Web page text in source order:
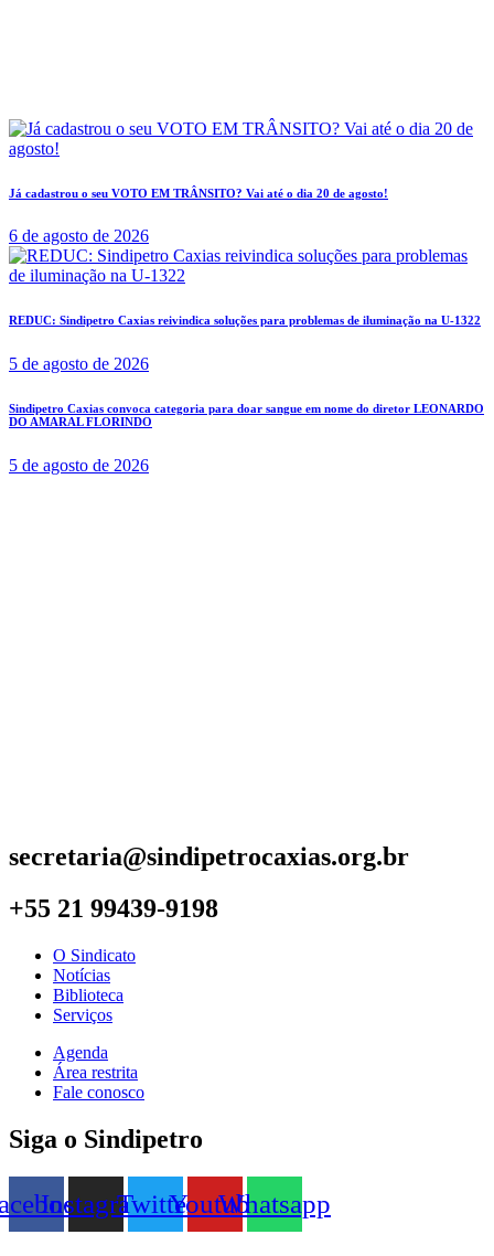
Já cadastrou o seu VOTO EM TRÂNSITO? Vai até o dia 20 de agosto!
6 de agosto de 2026
REDUC: Sindipetro Caxias reivindica soluções para problemas de iluminação na U-1322
5 de agosto de 2026
Sindipetro Caxias convoca categoria para doar sangue em nome do diretor LEONARDO
DO AMARAL FLORINDO
5 de agosto de 2026
secretaria@sindipetrocaxias.org.br
+55 21 99439-9198
O Sindicato
Notícias
Biblioteca
Serviços
Agenda
Área restrita
Fale conosco
Siga o Sindipetro
InstagramTwitterYoutubeWhatsapp